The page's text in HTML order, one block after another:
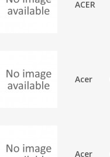
ACER
Acer
Acer